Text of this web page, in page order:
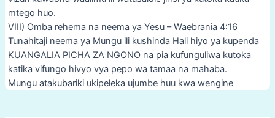
mtego huo.
VIII) Omba rehema na neema ya Yesu – Waebrania 4:16
Tunahitaji neema ya Mungu ili kushinda Hali hiyo ya kupenda
KUANGALIA PICHA ZA NGONO na pia kufunguliwa kutoka
katika vifungo hivyo vya pepo wa tamaa na mahaba.
Mungu atakubariki ukipeleka ujumbe huu kwa wengine